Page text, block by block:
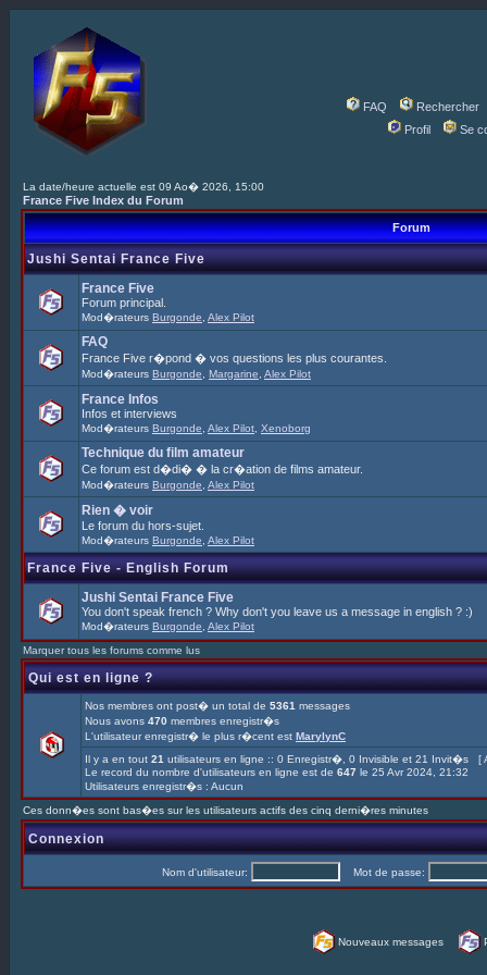
FAQ
Rechercher
Profil
Se
La date/heure actuelle est 09 Ao� 2026, 15:00
France Five Index du Forum
Forum
Jushi Sentai France Five
France Five
Forum principal.
Mod�rateurs Burgonde Alex Pilot
FAQ
France Five r�pond � vos questions les plus courantes.
Mod�rateurs Burgonde Margarine Alex Pilot
France Infos
Infos et interviews
Mod�rateurs Burgonde Alex Pilot Xenoborg
Technique du film amateur
Ce forum est d�di� � la cr�ation de films amateur.
Mod�rateurs Burgonde Alex Pilot
Rien � voir
Le forum du hors-sujet.
Mod�rateurs Burgonde Alex Pilot
France Five - English Forum
Jushi Sentai France Five
You don't speak french ? Why don't you leave us a message in english ? :)
Mod�rateurs Burgonde Alex Pilot
Marquer tous les forums comme lus
Qui est en ligne ?
Nos membres ont post� un total de 5361 messages
Nous avons 470 membres enregistr�s
L'utilisateur enregistr� le plus r�cent est MarylynC
Il y a en tout 21 utilisateurs en ligne :: 0 Enregistr�, 0 Invisible et 21 Invit�s [
Le record du nombre d'utilisateurs en ligne est de 647 le 25 Avr 2024, 21:32
Utilisateurs enregistr�s : Aucun
Ces donn�es sont bas�es sur les utilisateurs actifs des cinq derni�res minutes
Connexion
Nom d'utilisateur: Mot de passe:
Nouveaux messages